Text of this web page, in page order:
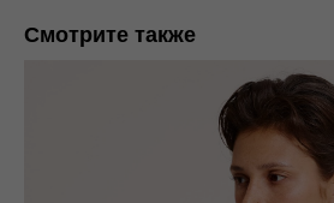
Смотрите также